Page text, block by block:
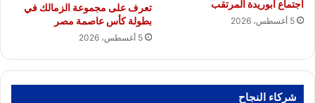
اجتماع أبوريدة المرتقب
5 أغسطس، 2026
تعرف على مجموعة الزمالك في
بطولة كأس عاصمة مصر
5 أغسطس، 2026
شركاء النجاح